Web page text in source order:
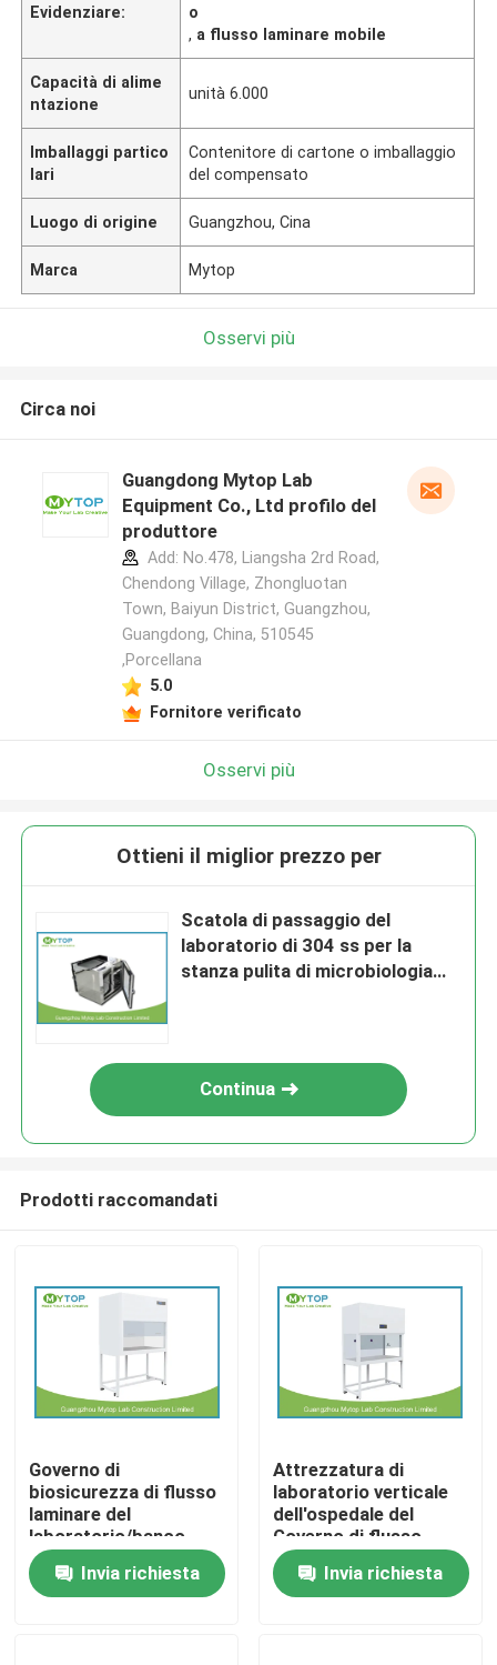
Casa
Chi siamo
Evidenziare:
o
, a flusso laminare mobile
Capacità di alime
ntazione
unità 6.000
Imballaggi partico
lari
Contenitore di cartone o imballaggio
del compensato
Luogo di origine Guangzhou, Cina
Marca Mytop
Osservi più
Circa noi
Guangdong Mytop Lab
Equipment Co., Ltd profilo del
produttore
Add: No.478, Liangsha 2rd Road,
Chendong Village, Zhongluotan
Town, Baiyun District, Guangzhou,
Guangdong, China, 510545
,Porcellana
5.0
Fornitore verificato
Osservi più
Ottieni il miglior prezzo per
Scatola di passaggio del
laboratorio di 304 ss per la
stanza pulita di microbiologia
Continua
Prodotti raccomandati
Governo di
biosicurezza di flusso
laminare del
laboratorio/banco
flusso laminare per
stanza pulitaInvia richiesta
Attrezzatura di
laboratorio verticale
dell'ospedale del
Governo di flusso
laminare con la
finestra di vetro
laterale
Invia richiesta